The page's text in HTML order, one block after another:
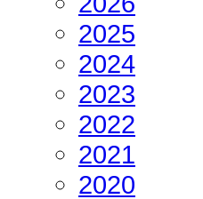
2025
2024
2023
2022
2021
2020